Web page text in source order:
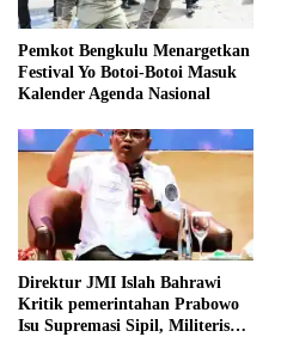
Pemkot Bengkulu Menargetkan
Festival Yo Botoi-Botoi Masuk
Kalender Agenda Nasional
Direktur JMI Islah Bahrawi
Kritik pemerintahan Prabowo
Isu Supremasi Sipil, Militerisasi,